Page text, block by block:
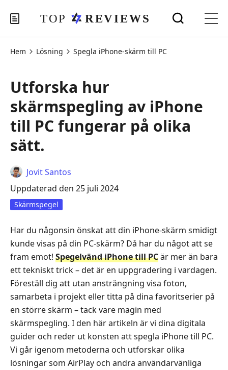
Hem Lösning Spegla iPhone-skärm till PC
Utforska hur
skärmspegling av iPhone
till PC fungerar på olika
sätt.
Jovit Santos
Uppdaterad den 25 juli 2024
Skärmspegel
Har du någonsin önskat att din iPhone‑skärm smidigt
kunde visas på din PC‑skärm? Då har du något att se
fram emot! Spegelvänd iPhone till PCär mer än bara
ett tekniskt trick – det är en uppgradering i vardagen.
Föreställ dig att utan ansträngning visa foton,
samarbeta i projekt eller titta på dina favoritserier på
en större skärm – tack vare magin med
skärmspegling. I den här artikeln är vi dina digitala
guider och reder ut konsten att spegla iPhone till PC.
Vi går igenom metoderna och utforskar olika
lösningar som AirPlay och andra användarvänliga